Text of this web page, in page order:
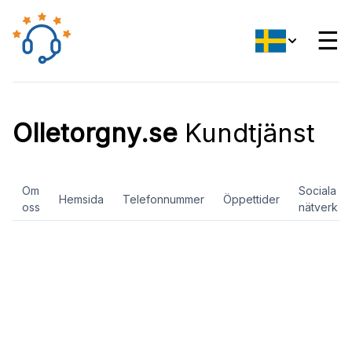
☰
Olletorgny.se Kundtjänst
Om
oss
Hemsida Telefonnummer Öppettider
Sociala
nätverk